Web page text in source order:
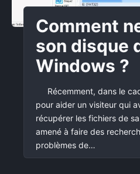
Comment
son disque
Windows ?
Récemment, dans le
pour aider un visiteur qui
récupérer les fichiers de sa
amené à faire des
problèmes de…